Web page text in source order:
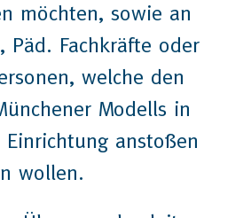
möchten, sowie an
Päd. Fachkräfte oder
welche den
Modells in
anstoßen
wollen.